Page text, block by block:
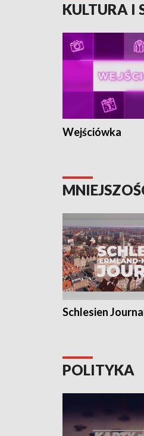
KULTURA I
Wejściówka
Schlesien
POLITYKA